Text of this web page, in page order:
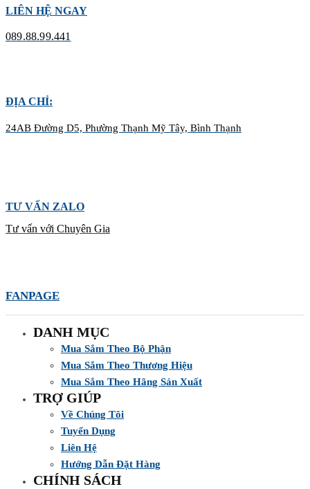
LIÊN HỆ NGAY
089.88.99.441
ĐỊA CHỈ:
24AB Đường D5, Phường Thạnh Mỹ Tây, Bình Thạnh
TƯ VẤN ZALO
Tư vấn với Chuyên Gia
FANPAGE
DANH MỤC
Mua Sắm Theo Bộ Phận
Mua Sắm Theo Thương Hiệu
Mua Sắm Theo Hãng Sản Xuất
TRỢ GIÚP
Về Chúng Tôi
Tuyển Dụng
Liên Hệ
Hướng Dẫn Đặt Hàng
CHÍNH SÁCH